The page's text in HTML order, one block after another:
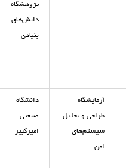
پژوهشگاه
دانش‌‌‌های
بنیادی
آزمایشگاه
طراحی و تحلیل
سیستم‌های
امن
دانشگاه
صنعتی
امیرکبیر